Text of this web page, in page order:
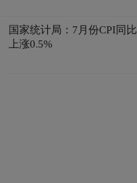
国家统计局：7月份CPI同比
上涨0.5%